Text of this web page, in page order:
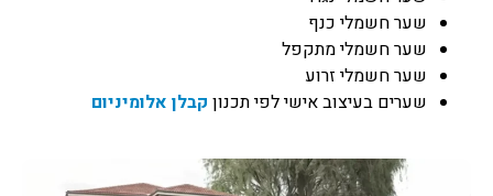
שער חשמלי כנף
שער חשמלי מתקפל
שער חשמלי זרוע
שערים בעיצוב אישי לפי תכנון קבלן אלומיניום